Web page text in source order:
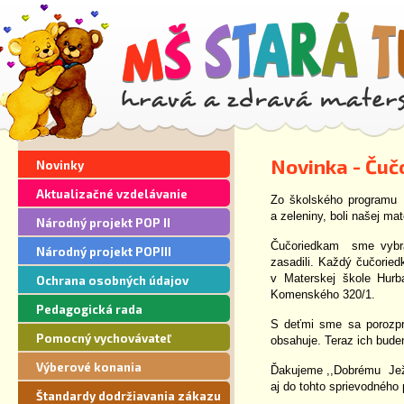
Novinky
Aktualizačné vzdelávanie
Národný projekt POP II
Národný projekt POPIII
Ochrana osobných údajov
Pedagogická rada
Pomocný vychovávateľ
Výberové konania
Štandardy dodržiavania zákazu
Novinka -
Zo školského
a zeleniny, boli našej
Čučoriedkam sme
zasadili. Každý
v Materskej škole
Komenského 320/1.
S deťmi sme sa
obsahuje. Teraz ich
Ďakujeme ,,Dobrému
aj do tohto sprievodného